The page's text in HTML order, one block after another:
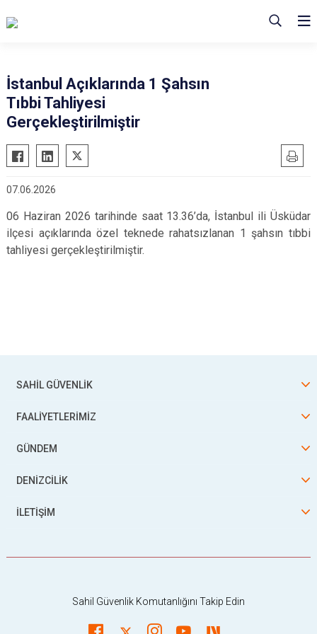
İstanbul Açıklarında 1 Şahsın
Tıbbi Tahliyesi
Gerçekleştirilmiştir
07.06.2026
06 Haziran 2026 tarihinde saat 13.36’da, İstanbul ili Üsküdar
ilçesi açıklarında özel teknede rahatsızlanan 1 şahsın tıbbi
tahliyesi gerçekleştirilmiştir.
SAHİL GÜVENLİK
FAALİYETLERİMİZ
GÜNDEM
DENİZCİLİK
İLETİŞİM
Sahil Güvenlik Komutanlığını Takip Edin